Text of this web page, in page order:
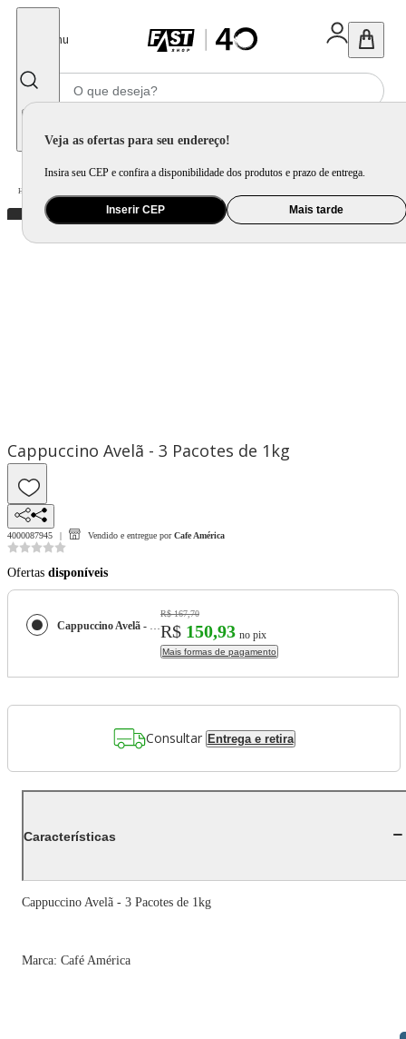
Menu
Veja as ofertas para seu endereço!
Insira seu CEP e confira a disponibilidade dos produtos e prazo de entrega.
Inserir CEP Mais tarde
Home
Cappuccino Avelã - 3 Pacotes de 1kg
4000087945 Vendido e entregue por Cafe América
Ofertas disponíveis
Cappuccino Avelã - 3 Pacotes de 1kg
R$ 167,70
R$ 150,93 no pix
Mais formas de pagamento
Consultar Entrega e retira
Características
Cappuccino Avelã - 3 Pacotes de 1kg
Marca: Café América